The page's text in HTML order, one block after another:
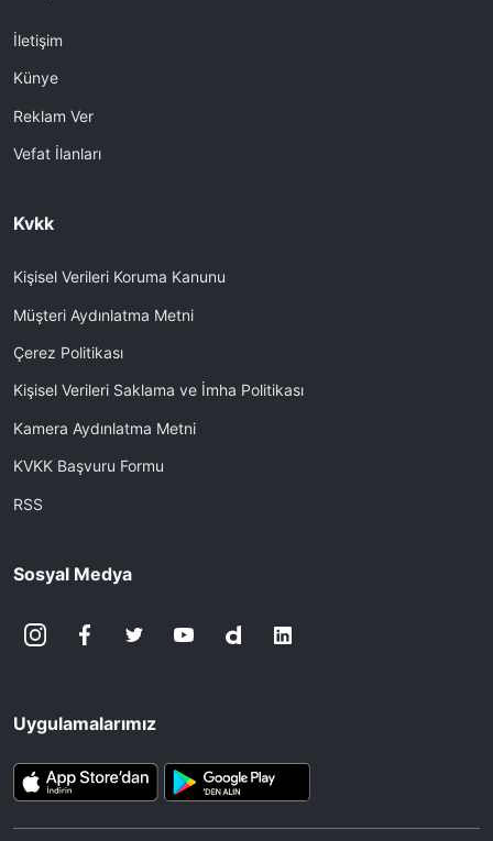
İletişim
Künye
Reklam Ver
Vefat İlanları
Kvkk
Kişisel Verileri Koruma Kanunu
Müşteri Aydınlatma Metni
Çerez Politikası
Kişisel Verileri Saklama ve İmha Politikası
Kamera Aydınlatma Metni
KVKK Başvuru Formu
RSS
Sosyal Medya
Uygulamalarımız